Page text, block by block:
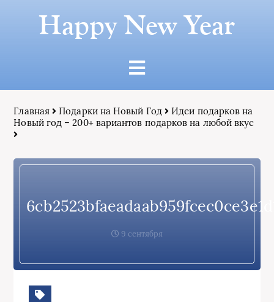
Happy New Year
Главная Подарки на Новый Год
Идеи подарков на
Новый год – 200+ вариантов подарков на любой вкус
9 сентября